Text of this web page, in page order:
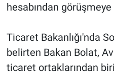
hesabından
Ticaret Bakanlığı'nda
belirten Bakan Bolat,
ticaret ortaklarından